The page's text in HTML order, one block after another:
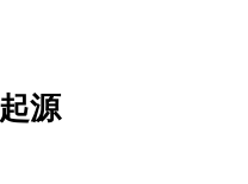
源